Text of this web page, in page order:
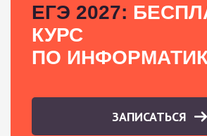
ЕГЭ 2027:
КУРС
ПО
ЗАПИСАТЬСЯ